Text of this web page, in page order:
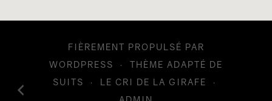
FIÈREMENT PROPULSÉ PAR
WORDPRESS
·
THÈME ADAPTÉ DE
SUITS
· LE CRI DE LA GIRAFE
·